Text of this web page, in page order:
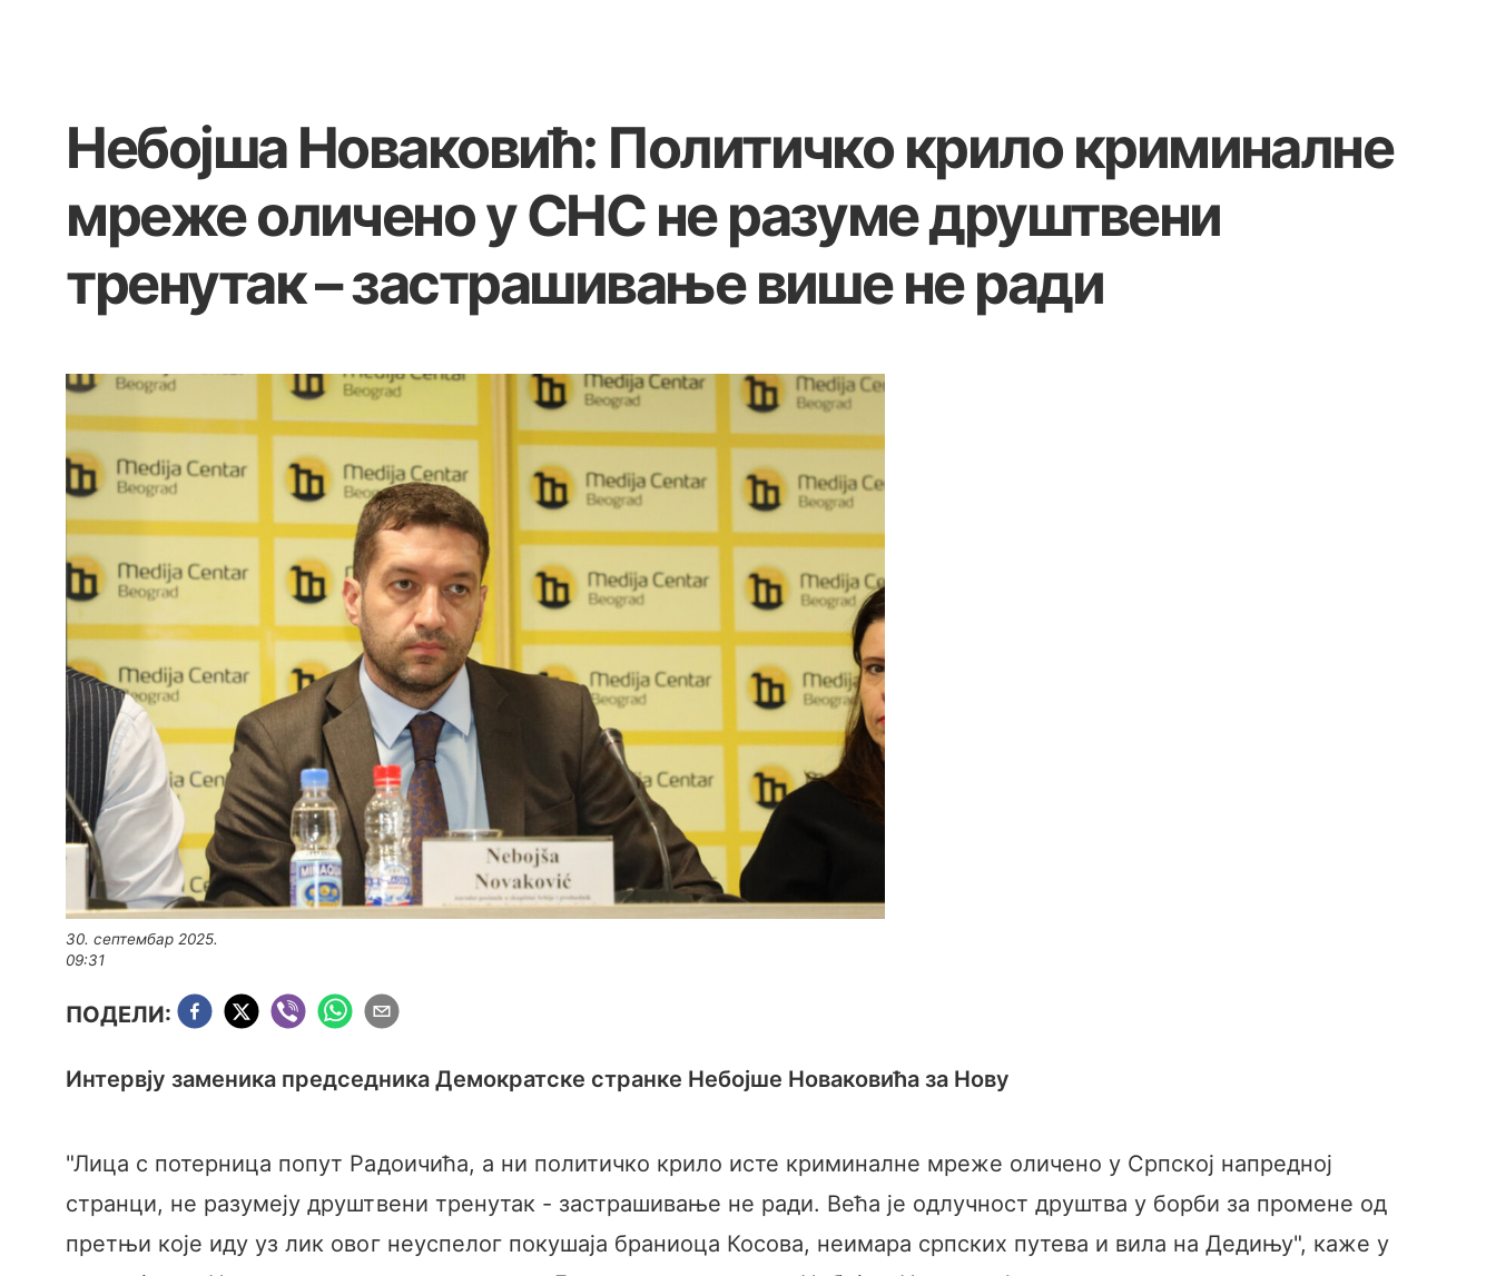
Небојша Новаковић: Политичко крило криминалне
мреже оличено у СНС не разуме друштвени
тренутак – застрашивање више не ради
30. септембар 2025.
09:31
ПОДЕЛИ:
Интервју заменика председника Демократске странке Небојше Новаковића за Нову
"Лица с потерница попут Радоичића, а ни политичко крило исте криминалне мреже оличено у Српској напредној
странци, не разумеју друштвени тренутак - застрашивање не ради. Већа је одлучност друштва у борби за промене од
претњи које иду уз лик овог неуспелог покушаја браниоца Косова, неимара српских путева и вила на Дедињу", каже у